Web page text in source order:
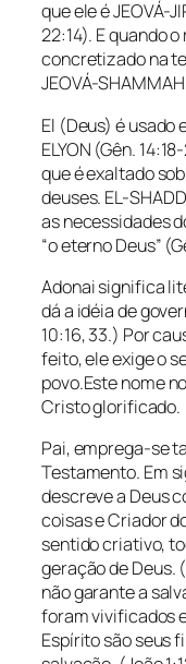
que ele é JEOVÁ-
22:14). E quando
concretizado na
JEOVÁ-
El (Deus) é usado
ELYON (Gên.
que é exaltado
deuses. EL-
as necessidades
“o eterno Deus”
Adonai significa
dá a idéia de
10:16, 33.) Por
feito, ele exige o
povo.Este nome
Cristo glorificado.
Pai, emprega-se
Testamento. Em
descreve a Deus
coisas e Criador
sentido criativo,
geração de Deus.
não garante a
foram vivificados
Espírito são seus